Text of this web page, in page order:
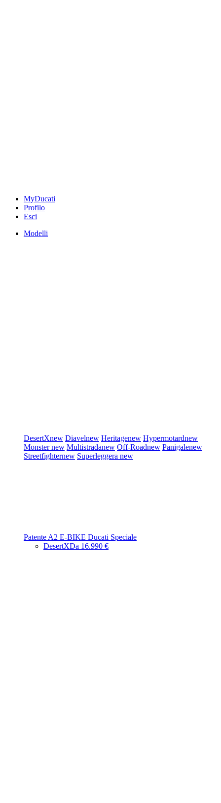
MyDucati
Profilo
Esci
Modelli
DesertXnew Diavelnew Heritagenew Hypermotardnew
Monsternew Multistradanew Off-Roadnew Panigalenew
Streetfighternew Superleggera new
Patente A2 E-BIKE Ducati Speciale
DesertXDa 16.990 €